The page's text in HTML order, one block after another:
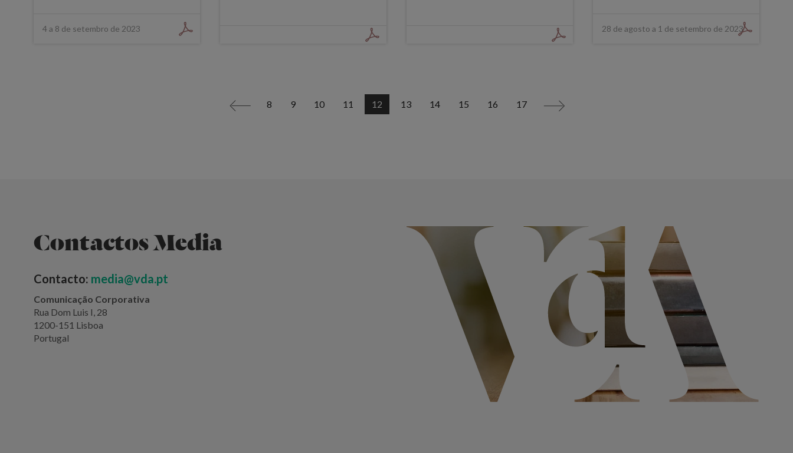
4 a 8 de setembro de 2023 28 de agosto a 1 de setembro de 2023
< 8 9 10 11 12 13 14 15 16 17 >
Contactos Media
Contacto: media@vda.pt
Comunicação Corporativa
Rua Dom Luis I, 28
1200-151 Lisboa
Portugal